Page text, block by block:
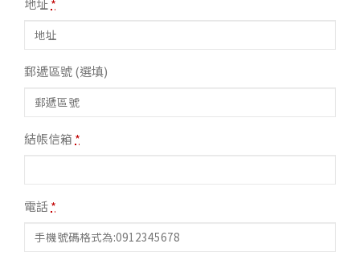
地址*
郵遞區號(選填)
結帳信箱 *
電話*